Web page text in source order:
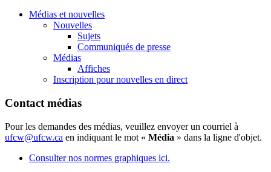
Médias et nouvelles
Nouvelles
Sujets
Communiqués de presse
Médias
Affiches
Inscription pour nouvelles en direct
Contact médias
Pour les demandes des médias, veuillez envoyer un courriel à
ufcw@ufcw.ca en indiquant le mot « Média » dans la ligne d'objet.
Consulter nos normes graphiques ici.